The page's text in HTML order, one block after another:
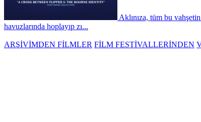
Aklınıza, tüm bu
havuzlarında hoplayıp zı...
ARŞİVİMDEN FİLMLER FİLM FESTİVALLERİNDEN